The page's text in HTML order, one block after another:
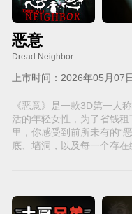
恶意
Dread Neighbor
上市时间：2026年05月07日
《恶意》是一款3D第一人
活的年轻女性，为了省钱
里，你感受到前所未有的“
底、墙洞，以及每一个存在